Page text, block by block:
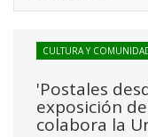
CULTURA Y
'Postales
exposición
colabora la